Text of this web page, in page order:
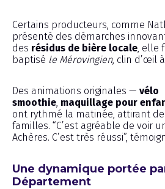
Certains producteurs, comme
présenté des démarches
des résidus de bière locale , elle
baptisé le Mérovingien, clin d’œil
Des animations originales — vélo
smoothie maquillage pour
ont rythmé la matinée, attirant
familles. “C’est agréable de voir
Achères. C’est très réussi”,
Une dynamique portée
Département